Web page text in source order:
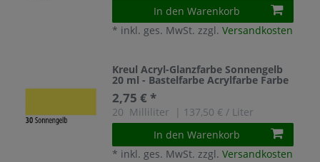
In den Warenkorb
* inkl. ges. MwSt. zzgl.Versandkosten
Kreul Acryl-Glanzfarbe Sonnengelb
20 ml - Bastelfarbe Acrylfarbe Farbe
2,75 € *
20 Milliliter
| 137,50 € / Liter
In den Warenkorb
* inkl. ges. MwSt. zzgl.Versandkosten